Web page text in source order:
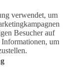
verwendet, um
Besucher auf
Informationen, um